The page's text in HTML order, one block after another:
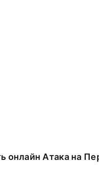
онлайн Атака на